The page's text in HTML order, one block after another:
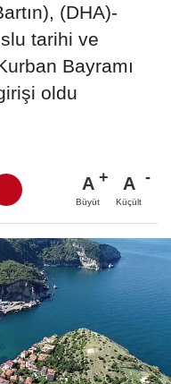
(DHA)-
tarihi ve
Bayramı
oldu
A
Büyüt
A
Küçült